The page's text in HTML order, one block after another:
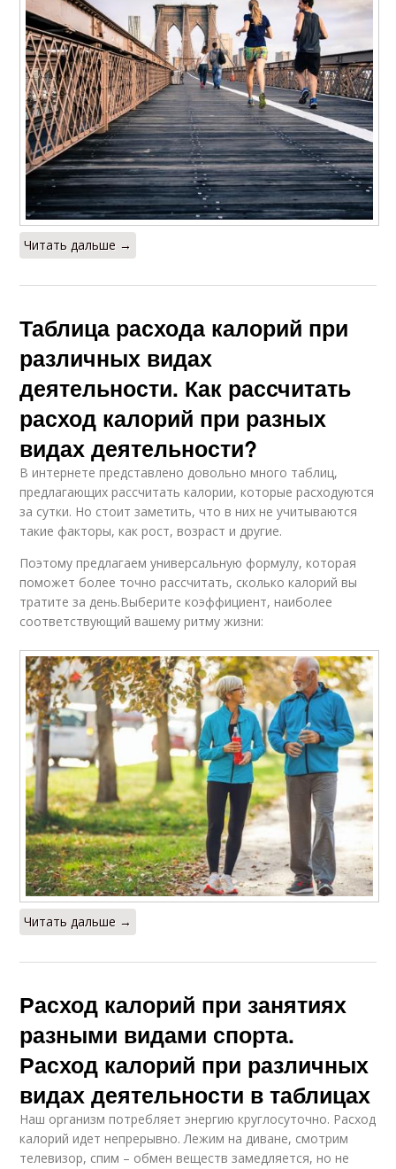
Читать дальше →
Таблица расхода калорий при
различных видах
деятельности. Как рассчитать
расход калорий при разных
видах деятельности?
В интернете представлено довольно много таблиц,
предлагающих рассчитать калории, которые расходуются
за сутки. Но стоит заметить, что в них не учитываются
такие факторы, как рост, возраст и другие.
Поэтому предлагаем универсальную формулу, которая
поможет более точно рассчитать, сколько калорий вы
тратите за день.Выберите коэффициент, наиболее
соответствующий вашему ритму жизни:
Читать дальше →
Расход калорий при занятиях
разными видами спорта.
Расход калорий при различных
видах деятельности в таблицах
Наш организм потребляет энергию круглосуточно. Расход
калорий идет непрерывно. Лежим на диване, смотрим
телевизор, спим – обмен веществ замедляется, но не